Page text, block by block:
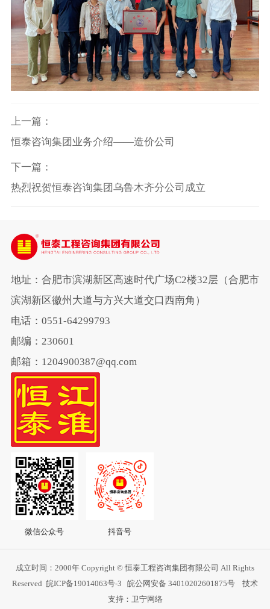
上一篇：
恒泰咨询集团业务介绍——造价公司
下一篇：
热烈祝贺恒泰咨询集团乌鲁木齐分公司成立
地址：合肥市滨湖新区高速时代广场C2楼32层（合肥市
滨湖新区徽州大道与方兴大道交口西南角）
电话：0551-64299793
邮编：230601
邮箱：1204900387@qq.com
微信公众号 抖音号
成立时间：2000年 Copyright © 恒泰工程咨询集团有限公司 All Rights
Reserved 皖ICP备19014063号-3 皖公网安备 34010202601875号
技术
支持：卫宁网络